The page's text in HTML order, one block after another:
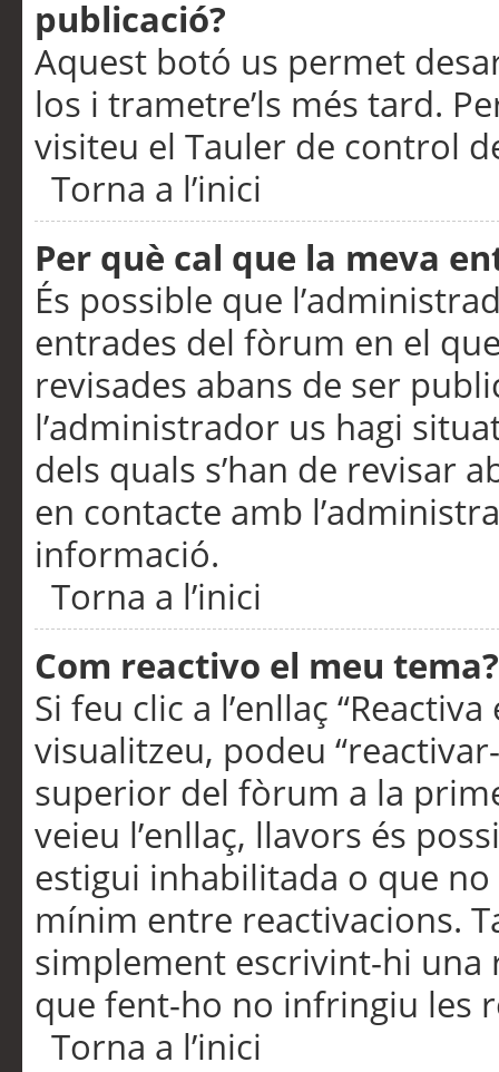
publicació?
Aquest botó us permet
los i trametre’ls més tard.
visiteu el Tauler de control
Torna a l’inici
Per què cal que la meva
És possible que
entrades del fòrum en el
revisades abans de ser
l’administrador us hagi
dels quals s’han de revisar
en contacte amb
informació.
Torna a l’inici
Com reactivo el meu tema?
Si feu clic a l’enllaç
visualitzeu, podeu
superior del fòrum a la
veieu l’enllaç, llavors és
estigui inhabilitada o que
mínim entre reactivacions.
simplement escrivint-hi una
que fent-ho no infringiu les
Torna a l’inici